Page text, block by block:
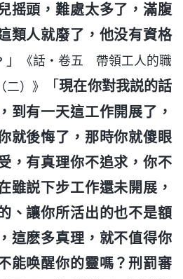
摇頭，難處太多了，滿腹
類人就廢了，他没有資格
」
《話・卷五 帶領工人的職
）》
「現在你對我説的話
到有一天這工作開展了，
就後悔了，那時你就傻眼
，有真理你不追求，你不
雖説下步工作還未開展，
、讓你所活出的也不是額
這麽多真理，就不值得你
能唤醒你的靈嗎？刑罰審